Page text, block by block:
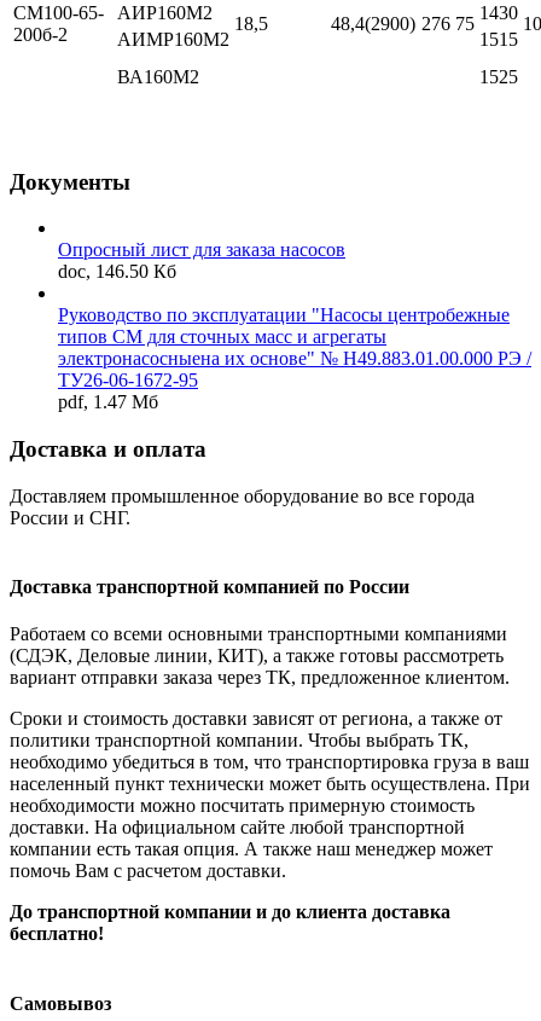
СМ100-65-
200б-2
18,5 48,4(2900) 276 75
АИР160М2
1430
АИМР160М2
1515
ВА160М2
1525
Документы
Опросный лист для заказа насосов
doc, 146.50 Кб
Руководство по эксплуатации "Насосы центробежные
типов СМ для сточных масс и агрегаты
электронасосныена их основе" № Н49.883.01.00.000 РЭ /
ТУ26-06-1672-95
pdf, 1.47 Мб
Доставка и оплата
Доставляем промышленное оборудование во все города
России и СНГ.
Доставка транспортной компанией по России
Работаем со всеми основными транспортными компаниями
(СДЭК, Деловые линии, КИТ), а также готовы рассмотреть
вариант отправки заказа через ТК, предложенное клиентом.
Сроки и стоимость доставки зависят от региона, а также от
политики транспортной компании. Чтобы выбрать ТК,
необходимо убедиться в том, что транспортировка груза в ваш
населенный пункт технически может быть осуществлена. При
необходимости можно посчитать примерную стоимость
доставки. На официальном сайте любой транспортной
компании есть такая опция. А также наш менеджер может
помочь Вам с расчетом доставки.
До транспортной компании и до клиента доставка
бесплатно!
Самовывоз